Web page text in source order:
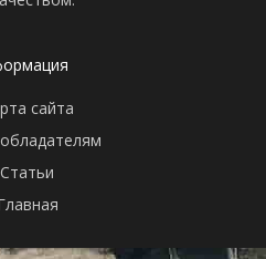
сайта
Статьи